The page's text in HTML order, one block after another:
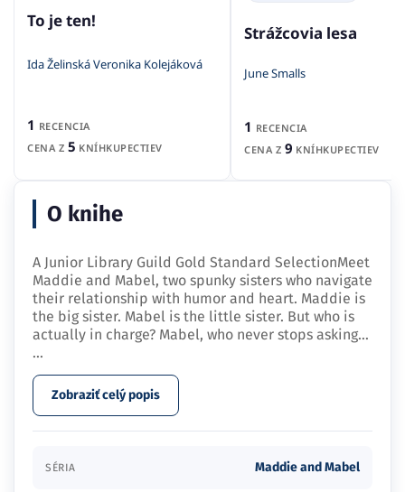
To je ten!
Ida Želinská Veronika Kolejáková
1 RECENCIA
CENA Z 5 KNÍHKUPECTIEV
Strážcovia lesa
June Smalls
1 RECENCIA
CENA Z 9 KNÍHKUPECTIEV
O knihe
A Junior Library Guild Gold Standard SelectionMeet
Maddie and Mabel, two spunky sisters who navigate
their relationship with humor and heart. Maddie is
the big sister. Mabel is the little sister. But who is
actually in charge? Mabel, who never stops asking…
...
Zobraziť celý popis
SÉRIA Maddie and Mabel